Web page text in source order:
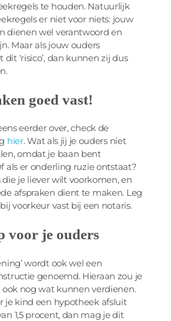
te houden. Natuurlijk
er niet voor niets: jouw
dienen wel verantwoord en
Maar als jouw ouders
‘risico’, dan kunnen zij dus
goed vast!
eerder over, check de
hier. Wat als jij je ouders niet
omdat je baan bent
als er onderling ruzie ontstaat?
je liever wilt voorkomen, en
afspraken dient te maken. Leg
voorkeur vast bij een notaris.
voor je ouders
wordt ook wel een
genoemd. Hieraan zou je
ook nog wat kunnen verdienen.
je kind een hypotheek afsluit
1,5 procent, dan mag je dit